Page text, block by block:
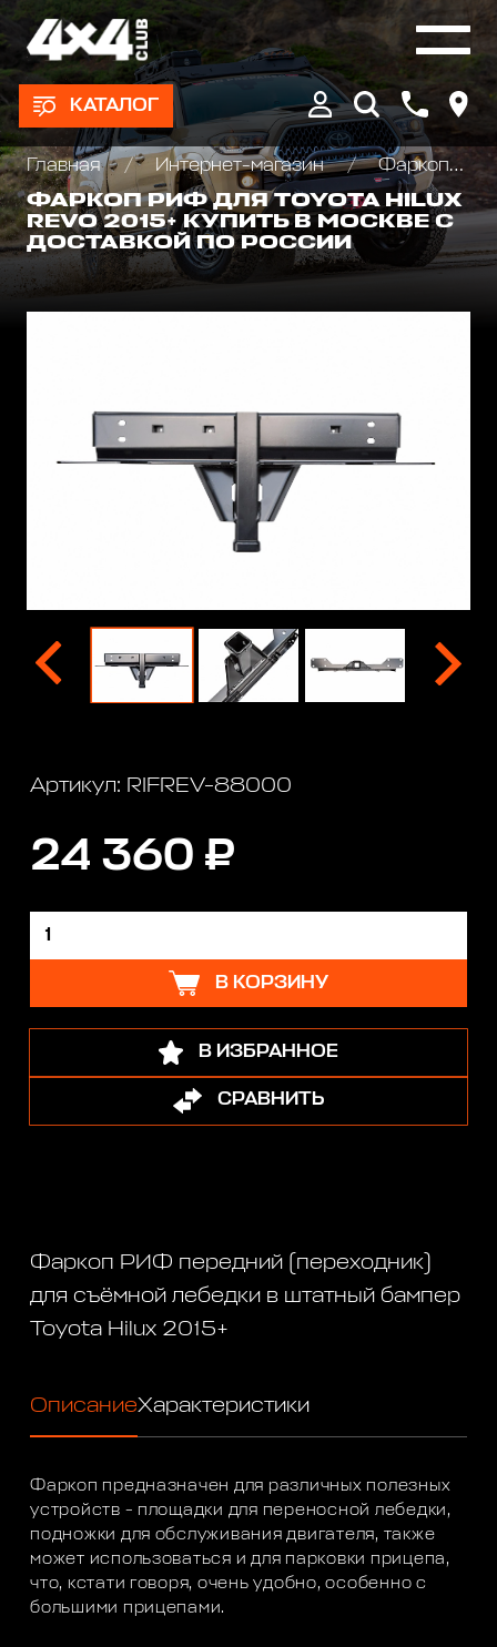
КАТАЛОГ
Главная Интернет-магазин
Фаркопы, Языки, Шары
ФАРКОП РИФ ДЛЯ TOYOTA HILUX
REVO 2015+ КУПИТЬ В МОСКВЕ С
ДОСТАВКОЙ ПО РОССИИ
Артикул: RIFREV-88000
24 360 ₽
В КОРЗИНУ
В ИЗБРАННОЕ
СРАВНИТЬ
Фаркоп РИФ передний (переходник)
для съёмной лебедки в штатный бампер
Toyota Hilux 2015+
ОписаниеХарактеристики
Фаркоп предназначен для различных полезных
устройств - площадки для переносной лебедки,
подножки для обслуживания двигателя, также
может использоваться и для парковки прицепа,
что, кстати говоря, очень удобно, особенно с
большими прицепами.